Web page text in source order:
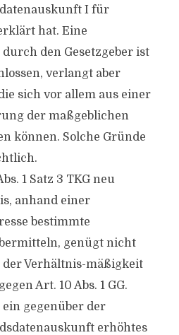
I für
hat. Eine
den Gesetzgeber ist
verlangt aber
sich vor allem aus einer
der maßgeblichen
können. Solche Gründe
1 Satz 3 TKG neu
anhand einer
bestimmte
genügt nicht
Verhältnis-mäßigkeit
Art. 10 Abs. 1 GG.
gegenüber der
erhöhtes